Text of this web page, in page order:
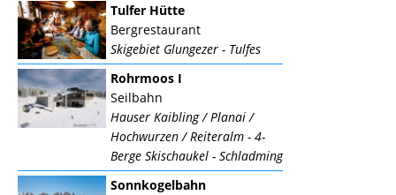
Tulfer Hütte
Bergrestaurant
Skigebiet Glungezer - Tulfes
Rohrmoos I
Seilbahn
Hauser Kaibling / Planai /
Hochwurzen / Reiteralm - 4-
Berge Skischaukel - Schladming
Sonnkogelbahn